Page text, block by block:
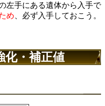
左手にある遺体から入手で
め 、必ず入手しておこう。
化・補正値